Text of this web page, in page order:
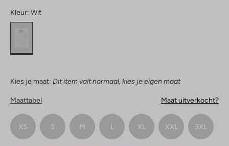
Kleur: Wit
Kies je maat: Dit item valt normaal, kies je eigen maat
Maattabel Maat uitverkocht?
XS S M L XL XXL 3XL